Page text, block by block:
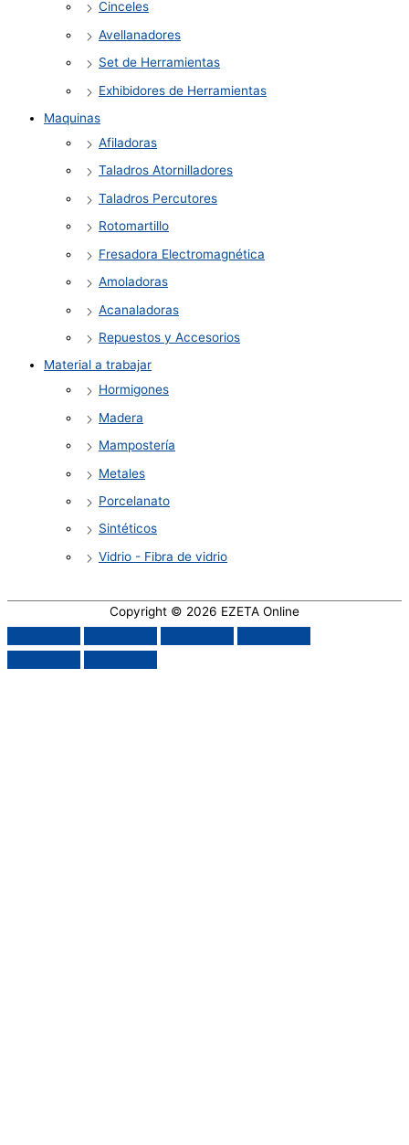
Cinceles
Avellanadores
Set de Herramientas
Exhibidores de Herramientas
Maquinas
Afiladoras
Taladros Atornilladores
Taladros Percutores
Rotomartillo
Fresadora Electromagnética
Amoladoras
Acanaladoras
Repuestos y Accesorios
Material a trabajar
Hormigones
Madera
Mampostería
Metales
Porcelanato
Sintéticos
Vidrio - Fibra de vidrio
Copyright © 2026 EZETA Online